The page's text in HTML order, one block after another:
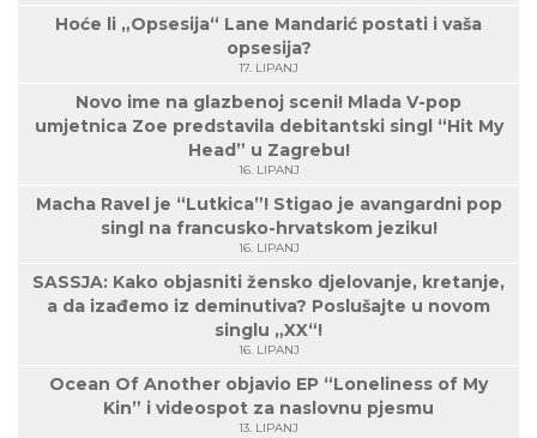
Hoće li „Opsesija“ Lane Mandarić postati i vaša
opsesija?
17. LIPANJ
Novo ime na glazbenoj sceni! Mlada V-pop
umjetnica Zoe predstavila debitantski singl “Hit My
Head” u Zagrebu!
16. LIPANJ
Macha Ravel je “Lutkica”! Stigao je avangardni pop
singl na francusko-hrvatskom jeziku!
16. LIPANJ
SASSJA: Kako objasniti žensko djelovanje, kretanje,
a da izađemo iz deminutiva? Poslušajte u novom
singlu „XX“!
16. LIPANJ
Ocean Of Another objavio EP “Loneliness of My
Kin” i videospot za naslovnu pjesmu
13. LIPANJ